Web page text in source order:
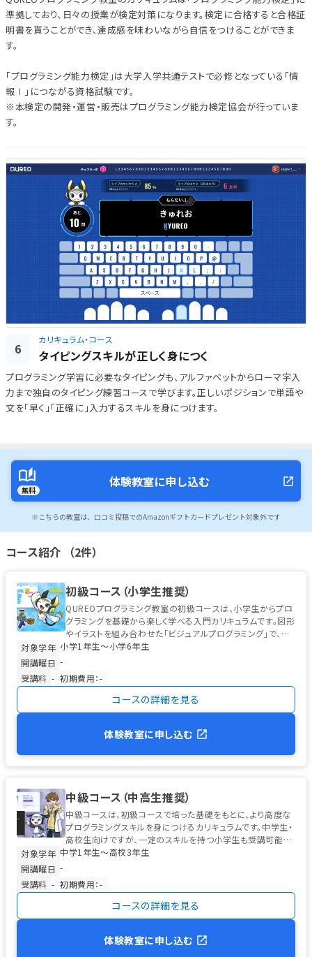
準拠しており、日々の授業が検定対策になります。検定に合格すると合格証
明書を貰うことができ、達成感を味わいながら自信をつけることができま
す。
「プログラミング能力検定」は大学入学共通テストで必修となっている「情
報Ⅰ」につながる資格試験です。
※本検定の開発・運営・販売はプログラミング能力検定協会が行っていま
す。
6
カリキュラム・コース
タイピングスキルが正しく身につく
プログラミング学習に必要なタイピングも、アルファベットからローマ字入
力まで独自のタイピング練習コースで学びます。正しいポジションで単語や
文を「早く」「正確に」入力するスキルを身につけます。
無料
体験教室に申し込む
※こちらの教室は、口コミ投稿でのAmazonギフトカードプレゼント対象外です
コース紹介 （2件）
初級コース（小学生推奨）
QUREOプログラミング教室の初級コースは、小学生からプロ
グラミングを基礎から楽しく学べる入門カリキュラムです。図形
やイラストを組み合わせた「ビジュアルプログラミング」で、初
めてのお子様でも安心...
対象学年 小学1年生〜小学6年生
開講曜日 -
受講料 - 初期費用：-
コースの詳細を見る
体験教室に申し込む
中級コース（中高生推奨）
中級コースは、初級コースで培った基礎をもとに、より高度な
プログラミングスキルを身につけるカリキュラムです。中学生・
高校生向けですが、一定のスキルを持つ小学生も受講可能で
す。 学習の中心は、高校...
対象学年 中学1年生〜高校3年生
開講曜日 -
受講料 - 初期費用：-
コースの詳細を見る
体験教室に申し込む